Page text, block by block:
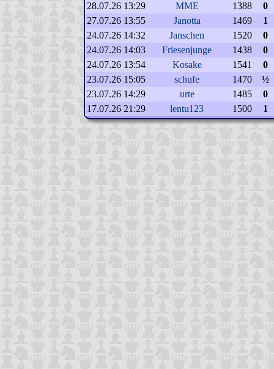
28.07.26 13:29
MME 1388
0
27.07.26 13:55
Janotta 1469
1
24.07.26 14:32
Janschen 1520
0
24.07.26 14:03
Friesenjunge 1438
0
24.07.26 13:54
Kosake 1541
0
23.07.26 15:05
schufe 1470
½
23.07.26 14:29
urte 1485
0
17.07.26 21:29
lentu123 1500 1